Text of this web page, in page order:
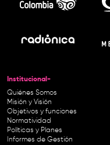
Institucional-
Quiénes Somos
Misión y Visión
Objetivos y funciones
Normatividad
Políticas y Planes
Informes de Gestión